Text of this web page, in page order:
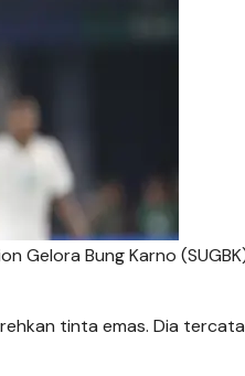
Gelora Bung Karno
tinta emas. Dia